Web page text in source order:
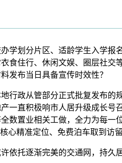
划分片区、适龄学生入学报
住行、休闲文娱、圈层社交
发布当日具备宣传时效性？
政从管部分正式批复发布的
一直积极响市人居升级成长
置业相关工做，全力为每一
心精准定位、免费泊车取到访留
托逐渐完美的交通网，持久